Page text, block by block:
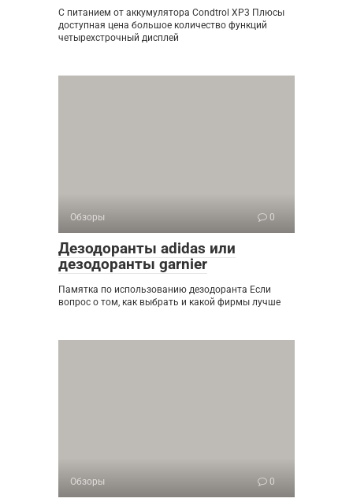
С питанием от аккумулятора Condtrol XP3 Плюсы
доступная цена большое количество функций
четырехстрочный дисплей
Обзоры 0
Дезодоранты adidas или
дезодоранты garnier
Памятка по использованию дезодоранта Если
вопрос о том, как выбрать и какой фирмы лучше
Обзоры 0